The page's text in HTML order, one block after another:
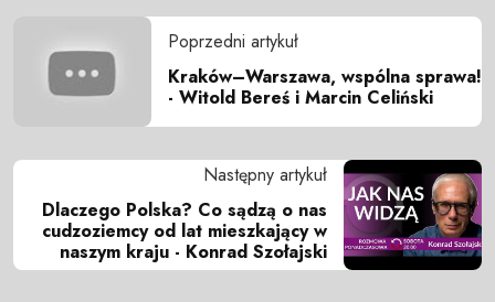
Poprzedni artykuł
Kraków–Warszawa, wspólna sprawa!
- Witold Bereś i Marcin Celiński
Następny artykuł
Dlaczego Polska? Co sądzą o nas
cudzoziemcy od lat mieszkający w
naszym kraju - Konrad Szołajski